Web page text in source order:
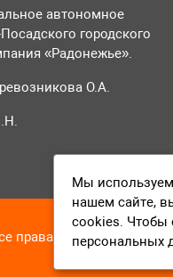
автономное
городского
«Радонежье».
О.А.
права защищены
Мы
нашем сайте,
cookies. Чтобы
персональных